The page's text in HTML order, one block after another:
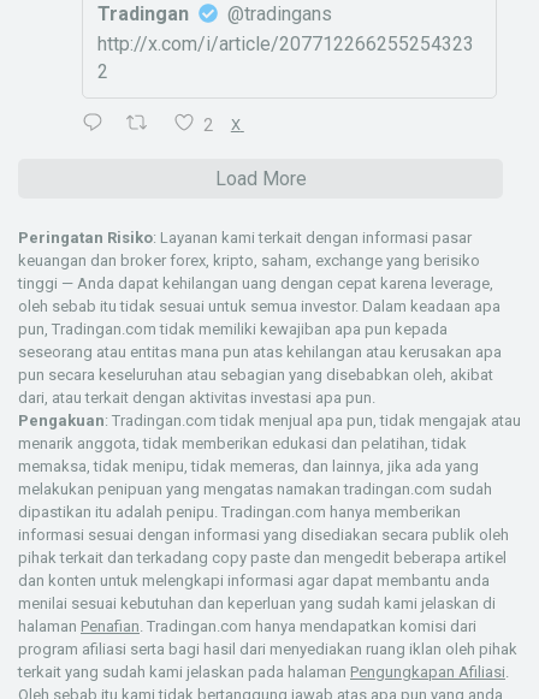
Tradingan
@tradingans
http://x.com/i/article/207712266255254323
2
2 X
Load More
Peringatan Risiko: Layanan kami terkait dengan informasi pasar
keuangan dan broker forex, kripto, saham, exchange yang berisiko
tinggi — Anda dapat kehilangan uang dengan cepat karena leverage,
oleh sebab itu tidak sesuai untuk semua investor. Dalam keadaan apa
pun, Tradingan.com tidak memiliki kewajiban apa pun kepada
seseorang atau entitas mana pun atas kehilangan atau kerusakan apa
pun secara keseluruhan atau sebagian yang disebabkan oleh, akibat
dari, atau terkait dengan aktivitas investasi apa pun.
Pengakuan: Tradingan.com tidak menjual apa pun, tidak mengajak atau
menarik anggota, tidak memberikan edukasi dan pelatihan, tidak
memaksa, tidak menipu, tidak memeras, dan lainnya, jika ada yang
melakukan penipuan yang mengatas namakan tradingan.com sudah
dipastikan itu adalah penipu. Tradingan.com hanya memberikan
informasi sesuai dengan informasi yang disediakan secara publik oleh
pihak terkait dan terkadang copy paste dan mengedit beberapa artikel
dan konten untuk melengkapi informasi agar dapat membantu anda
menilai sesuai kebutuhan dan keperluan yang sudah kami jelaskan di
halaman Penafian. Tradingan.com hanya mendapatkan komisi dari
program afiliasi serta bagi hasil dari menyediakan ruang iklan oleh pihak
terkait yang sudah kami jelaskan pada halaman Pengungkapan Afiliasi.
Oleh sebab itu kami tidak bertanggung jawab atas apa pun yang anda